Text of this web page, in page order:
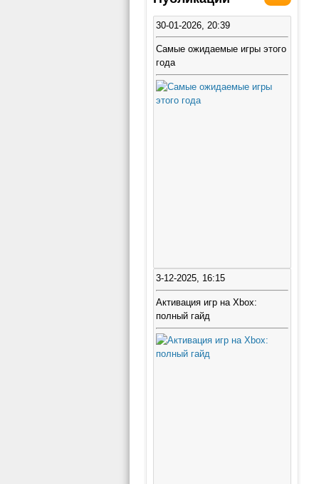
30-01-2026, 20:39
Самые ожидаемые игры этого
года
3-12-2025, 16:15
Активация игр на Xbox:
полный гайд